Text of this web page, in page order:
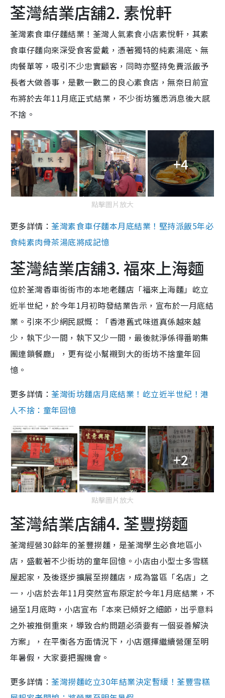
荃灣結業店舖2. 素悅軒
荃灣素食車仔麵結業！荃灣人氣素食小店素悅軒，其素
食車仔麵向來深受食客愛戴，憑著獨特的純素湯底、無
肉餐單等，吸引不少忠實顧客，同時亦堅持免費派飯予
長者大做善事，是數一數二的良心素食店，無奈日前宣
布將於去年11月底正式結業，不少街坊獲悉消息後大感
不捨。
+4
點擊圖片放大
更多詳情： 荃灣素食車仔麵本月底結業！堅持派飯5年必
食純素肉骨茶湯底將成記憶
荃灣結業店舖3. 福來上海麵
位於荃灣香車街街市的本地老麵店「福來上海麵」屹立
近半世紀，於今年1月初時發結業告示，宣布於一月底結
業。引來不少網民感慨：「香港舊式味道真係越來越
少，執下少一間，執下又少一間，最後就淨係得番啲集
團連鎖餐廳」，更有從小幫襯到大的街坊不捨童年回
憶。
更多詳情： 荃灣街坊麵店月底結業！屹立近半世紀！港
人不捨：童年回憶
+2
點擊圖片放大
荃灣結業店舖4. 荃豐撈麵
荃灣經營30餘年的荃豐撈麵，是荃灣學生必食地區小
店，盛載著不少街坊的童年回憶。小店由小型士多雪糕
屋起家，及後逐步擴展至撈麵店，成為當區「名店」之
一，小店於去年11月突然宣布原定於今年1月底結業，不
過至1月底時，小店宣布「本來已傾好之細節，出乎意料
之外被推倒重來，導致合約問題必須要有一個妥善解決
方案」，在平衡各方面情況下，小店選擇繼續營運至明
年暑假，大家要把握機會。
更多詳情： 荃灣撈麵屹立30年結業決定暫緩！荃豐雪糕